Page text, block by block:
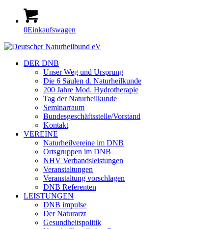
0Einkaufswagen
DER DNB
Unser Weg und Ursprung
Die 6 Säulen d. Naturheilkunde
200 Jahre Mod. Hydrotherapie
Tag der Naturheilkunde
Seminarraum
Bundesgeschäftsstelle/Vorstand
Kontakt
VEREINE
Naturheilvereine im DNB
Ortsgruppen im DNB
NHV Verbandsleistungen
Veranstaltungen
Veranstaltung vorschlagen
DNB Referenten
LEISTUNGEN
DNB impulse
Der Naturarzt
Gesundheitspolitik